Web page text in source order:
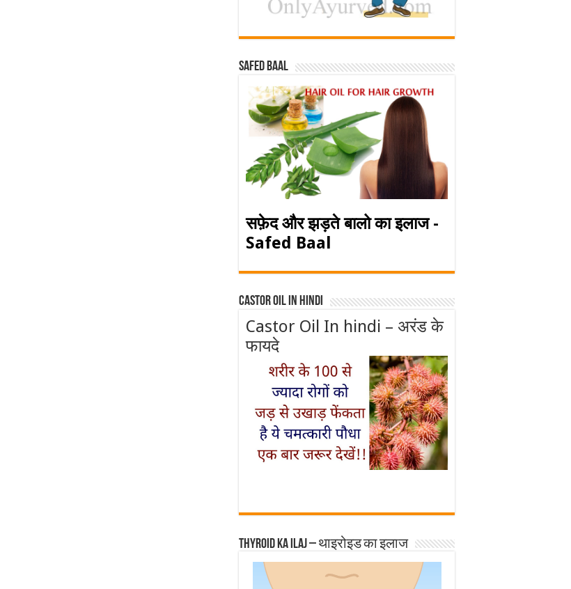
Safed baal
सफ़ेद और झड़ते बालो का इलाज -
Safed Baal
Castor Oil In Hindi
Castor Oil In hindi – अरंड के
फायदे
Thyroid ka ilaj – थाइरोइड का इलाज